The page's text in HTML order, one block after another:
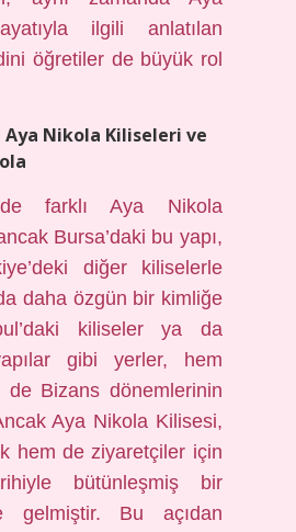
ilgili anlatılan
öğretiler de büyük rol
Nikola Kiliseleri ve
farklı Aya Nikola
Bursa’daki bu yapı,
diğer kiliselerle
daha özgün bir kimliğe
kiliseler ya da
gibi yerler, hem
de Bizans dönemlerinin
Aya Nikola Kilisesi,
hem de ziyaretçiler için
bütünleşmiş bir
gelmiştir. Bu açıdan